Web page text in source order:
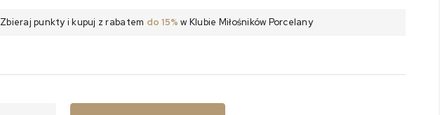
Zbieraj punkty i kupuj z rabatem do 15% w Klubie Miłośników Porcelany